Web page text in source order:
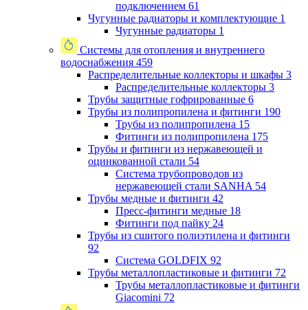
подключением 61
Чугунные радиаторы и комплектующие 1
Чугунные радиаторы 1
Системы для отопления и внутреннего
водоснабжения 459
Распределительные коллекторы и шкафы 3
Распределительные коллекторы 3
Трубы защитные гофрированные 6
Трубы из полипропилена и фитинги 190
Трубы из полипропилена 15
Фитинги из полипропилена 175
Трубы и фитинги из нержавеющей и
оцинкованной стали 54
Система трубопроводов из
нержавеющей стали SANHA 54
Трубы медные и фитинги 42
Пресс-фитинги медные 18
Фитинги под пайку 24
Трубы из сшитого полиэтилена и фитинги
92
Система GOLDFIX 92
Трубы металлопластиковые и фитинги 72
Трубы металлопластиковые и фитинги
Giacomini 72